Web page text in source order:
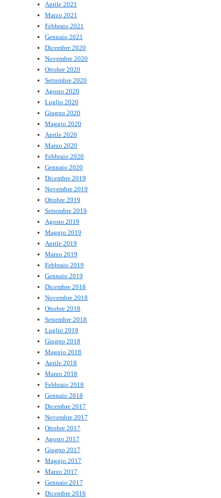
Aprile 2021
Marzo 2021
Febbraio 2021
Gennaio 2021
Dicembre 2020
Novembre 2020
Ottobre 2020
Settembre 2020
Agosto 2020
Luglio 2020
Giugno 2020
Maggio 2020
Aprile 2020
Marzo 2020
Febbraio 2020
Gennaio 2020
Dicembre 2019
Novembre 2019
Ottobre 2019
Settembre 2019
Agosto 2019
Maggio 2019
Aprile 2019
Marzo 2019
Febbraio 2019
Gennaio 2019
Dicembre 2018
Novembre 2018
Ottobre 2018
Settembre 2018
Luglio 2018
Giugno 2018
Maggio 2018
Aprile 2018
Marzo 2018
Febbraio 2018
Gennaio 2018
Dicembre 2017
Novembre 2017
Ottobre 2017
Agosto 2017
Giugno 2017
Maggio 2017
Marzo 2017
Gennaio 2017
Dicembre 2016